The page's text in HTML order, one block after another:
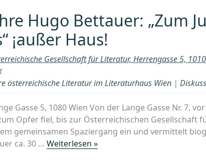
–
neue
7.
Mai
Hugo Bettauer: „Zum
¡außer Haus!
Gesellschaft für Literatur, Herrengasse 5,
österreichische Literatur im Literaturhaus Wien |
Gasse 5, 1080 Wien Von der Lange Gasse Nr. 7,
Opfer fiel, bis zur Österreichischen Gesellschaft
gemeinsamen Spaziergang ein und vermittelt
ca. 30 … Weiterlesen »„Lesung: